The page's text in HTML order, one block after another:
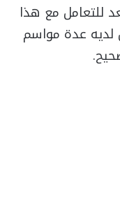
للتعامل مع هذا
لديه عدة مواسم